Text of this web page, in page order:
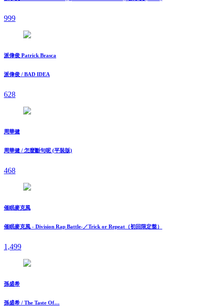
999
派偉俊 Patrick Brasca
派偉俊 / BAD IDEA
628
周華健
周華健 / 怎麼斷句呢 (平裝版)
468
催眠麥克風
催眠麥克風 - Division Rap Battle-／Trick or Repeat（初回限定盤）
1,499
孫盛希
孫盛希 / The Taste Of…